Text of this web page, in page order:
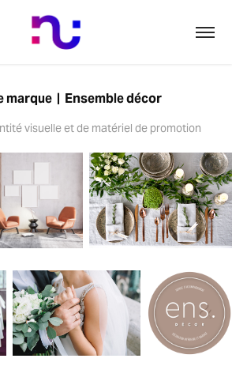
marque  |  Ensemble décor
visuelle et de matériel de promotion